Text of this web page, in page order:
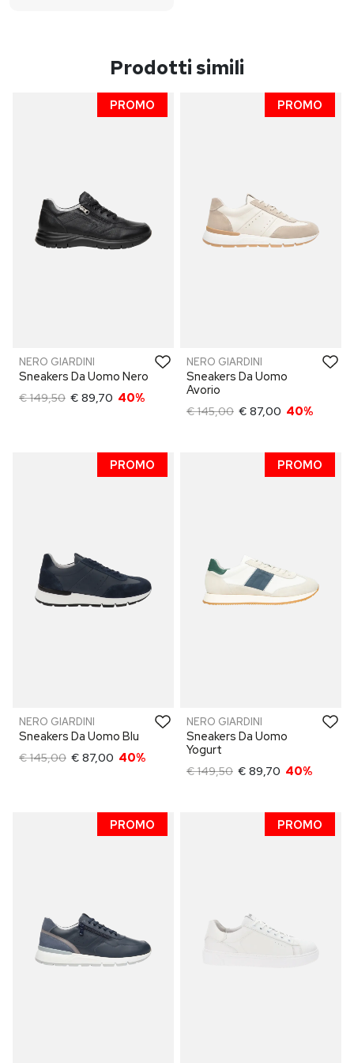
Prodotti simili
PROMO
NERO GIARDINI
Sneakers Da Uomo Nero
€ 149,50 € 89,70 40%
PROMO
NERO GIARDINI
Sneakers Da Uomo
Avorio
€ 145,00 € 87,00 40%
PROMO
NERO GIARDINI
Sneakers Da Uomo Blu
€ 145,00 € 87,00 40%
PROMO
NERO GIARDINI
Sneakers Da Uomo
Yogurt
€ 149,50 € 89,70 40%
PROMO PROMO